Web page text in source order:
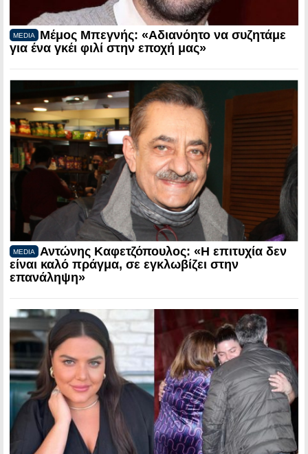
MEDIA
Μέμος Μπεγνής: «Αδιανόητο να συζητάμε
για ένα γκέι φιλί στην εποχή μας»
MEDIA
Αντώνης Καφετζόπουλος: «Η επιτυχία δεν
είναι καλό πράγμα, σε εγκλωβίζει στην
επανάληψη»